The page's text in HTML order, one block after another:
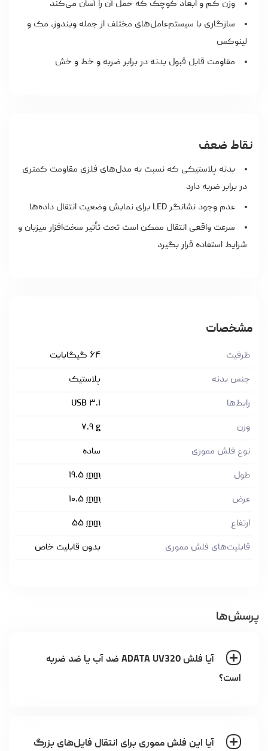
وزن کم و ابعاد کوچک که حمل آن را آسان می‌کند
سازگاری با سیستم‌عامل‌های مختلف از جمله ویندوز، مک و
لینوکس
مقاومت قابل قبول بدنه در برابر ضربه و خط و خش
نقاط ضعف
بدنه پلاستیکی که نسبت به مدل‌های فلزی مقاومت کمتری
در برابر ضربه دارد
عدم وجود نشانگر LED برای نمایش وضعیت انتقال داده‌ها
سرعت واقعی انتقال ممکن است تحت تأثیر سخت‌افزار میزبان و
شرایط استفاده قرار بگیرد
مشخصات
ظرفیت
۶۴ گیگابایت
جنس بدنه
پلاستیک
رابط‌ها
USB ۳.۱
وزن
۷.۹ g
نوع فلش مموری
ساده
طول
۱۹.۵ mm
عرض
۱۰.۵ mm
ارتفاع
۵۵ mm
قابلیت‌های فلش مموری
بدون قابلیت خاص
پرسش‌ها
آیا فلش ADATA UV320 ضد آب یا ضد ضربه
است؟
آیا این فلش مموری برای انتقال فایل‌های بزرگ